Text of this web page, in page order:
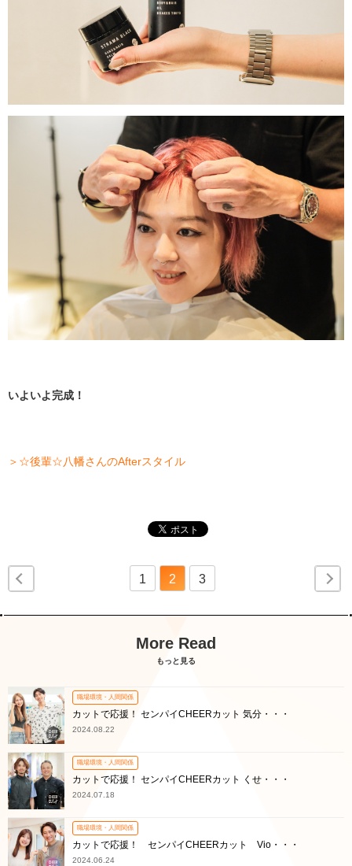
いよいよ完成！
＞☆後輩☆八幡さんのAfterスタイル
1 2 3
More Read
もっと見る
職場環境・人間関係
カットで応援！ センパイCHEERカット 気分・・・
2024.08.22
職場環境・人間関係
カットで応援！ センパイCHEERカット くせ・・・
2024.07.18
職場環境・人間関係
カットで応援！ センパイCHEERカット Vio・・・
2024.06.24